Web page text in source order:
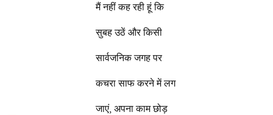
मैं नहीं कह रही हूं कि
सुबह उठें और किसी
सार्वजनिक जगह पर
कचरा साफ करने में लग
जाएं, अपना काम छोड़